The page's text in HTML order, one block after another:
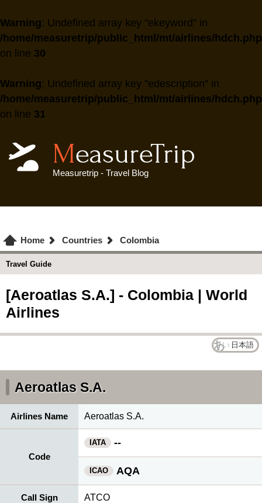
Warning: Undefined array key "ekeyword" in
/home/measuretrip/public_html/mt/airlines/hdch.php
on line 30
Warning: Undefined array key "edescription" in
/home/measuretrip/public_html/mt/airlines/hdch.php
on line 31
MeasureTrip
Measuretrip - Travel Blog
Home Countries Colombia
Travel Guide
[Aeroatlas S.A.] - Colombia | World
Airlines
日本語
Aeroatlas S.A.
Airlines Name Aeroatlas S.A.
Code
IATA --
ICAO AQA
Call Sign ATCO